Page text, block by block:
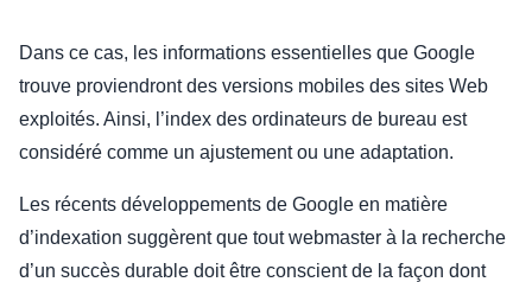
Dans ce cas, les informations essentielles que Google
trouve proviendront des versions mobiles des sites Web
exploités. Ainsi, l’index des ordinateurs de bureau est
considéré comme un ajustement ou une adaptation.
Les récents développements de Google en matière
d’indexation suggèrent que tout webmaster à la recherche
d’un succès durable doit être conscient de la façon dont